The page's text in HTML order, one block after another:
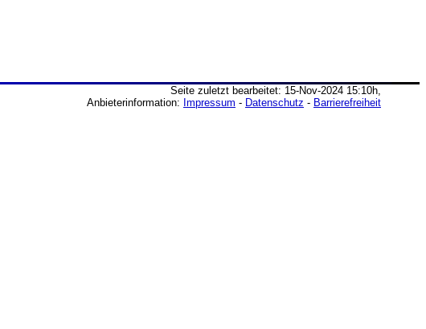
Seite zuletzt bearbeitet: 15-Nov-2024 15:10h,
Anbieterinformation: Impressum - Datenschutz - Barrierefreiheit